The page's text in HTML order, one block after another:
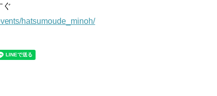
ぐ
hatsumoude_minoh/